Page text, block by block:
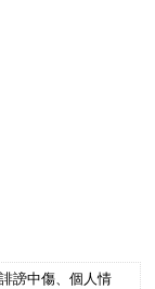
謗中傷、個人情